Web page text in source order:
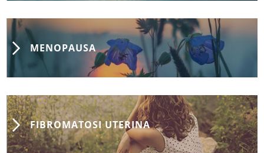
MENOPAUSA
FIBROMATOSI UTERINA